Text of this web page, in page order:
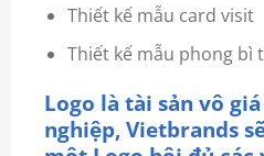
Thiết kế mẫu card visit
Thiết kế mẫu phong bì
Logo là tài sản vô
nghiệp, Vietbrands